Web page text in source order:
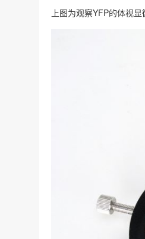
上图为观察YFP的体视